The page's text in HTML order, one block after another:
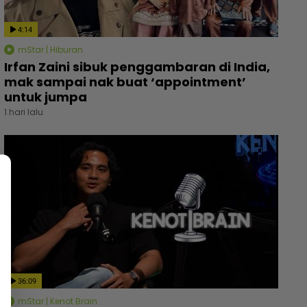
4:14
mStar | Hiburan
Irfan Zaini sibuk penggambaran di India,
mak sampai nak buat ‘appointment’
untuk jumpa
1 hari lalu
36:09
mStar | Kenot Brain